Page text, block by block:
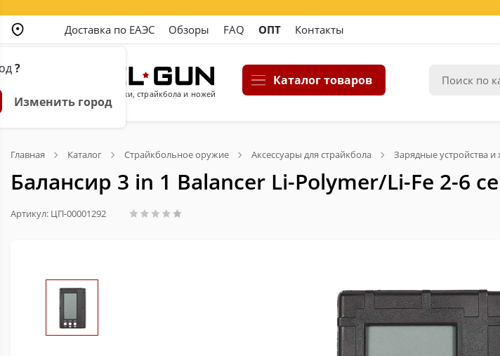
?
Изменить город
Доставка по ЕАЭС Обзоры FAQ ОПТ Контакты
Магазин пневматики, страйкбола и ножей
Каталог товаров
Главная Каталог Страйкбольное оружие Аксессуары для страйкбола Зарядные устройства
Балансир 3 in 1 Balancer Li-Polymer/Li-Fe 2-6
Артикул: ЦП-00001292